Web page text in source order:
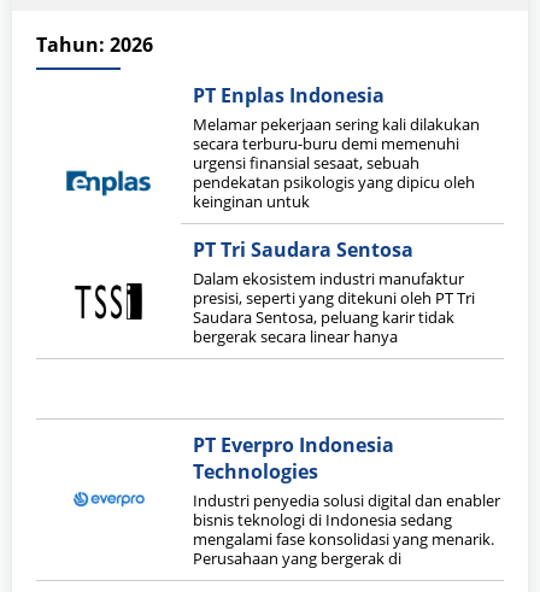
Tahun: 2026
PT Enplas Indonesia
Melamar pekerjaan sering kali dilakukan
secara terburu-buru demi memenuhi
urgensi finansial sesaat, sebuah
pendekatan psikologis yang dipicu oleh
keinginan untuk
PT Tri Saudara Sentosa
Dalam ekosistem industri manufaktur
presisi, seperti yang ditekuni oleh PT Tri
Saudara Sentosa, peluang karir tidak
bergerak secara linear hanya
PT Everpro Indonesia
Technologies
Industri penyedia solusi digital dan enabler
bisnis teknologi di Indonesia sedang
mengalami fase konsolidasi yang menarik.
Perusahaan yang bergerak di